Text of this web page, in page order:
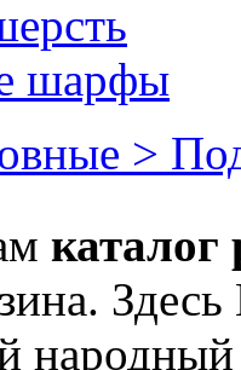
шарфы
>
каталог